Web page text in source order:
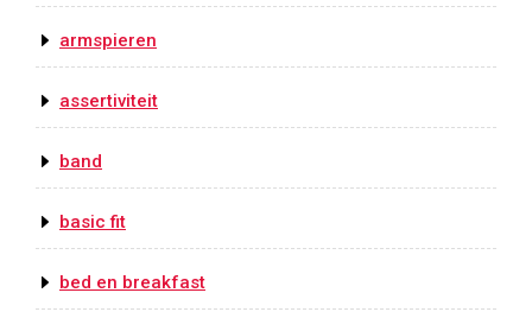
armspieren
assertiviteit
band
basic fit
bed en breakfast